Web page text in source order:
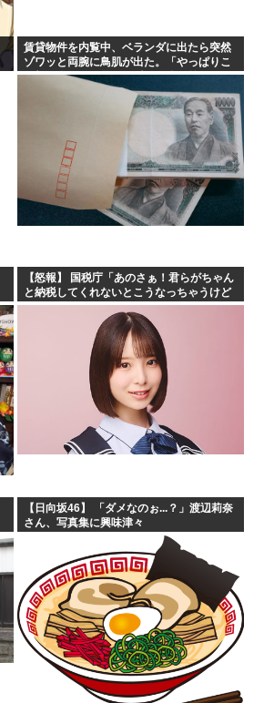
賃貸物件を内覧中、ベランダに出たら突然
ゾワッと両腕に鳥肌が出た。「やっぱりこ
の部屋嫌だ」と思った瞬間、体が前にドン
ッと突き飛ばされて…
【怒報】 国税庁「あのさぁ！君らがちゃん
と納税してくれないとこうなっちゃうけど
どうする？！」←これw w w w w w w w
【日向坂46】 「ダメなのぉ...？」渡辺莉奈
さん、写真集に興味津々